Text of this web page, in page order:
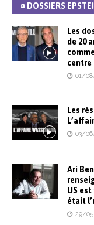
¤ DOSSIERS
Les
de 20
centre
01/
Les
03/
Ari
US
était
29/